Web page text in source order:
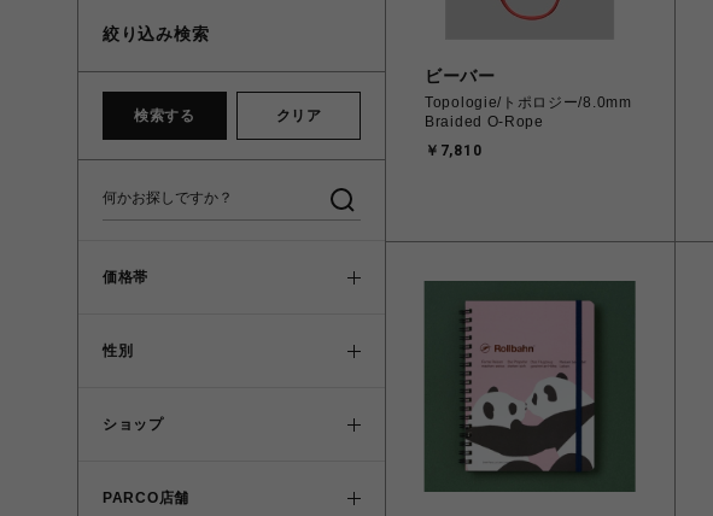
絞り込み検索
検索する クリア
価格帯
性別
ショップ
PARCO店舗
ビーバー
Topologie/トポロジー/8.0mm
Braided O-Rope
￥7,810